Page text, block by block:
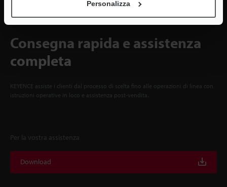
Personalizza
Consegna rapida e assistenza
completa
KEYENCE assiste i clienti dal processo di scelta fino alle operazioni di linea con
istruzioni operative in loco e assistenza post-vendita.
Per la vostra assistenza
Download